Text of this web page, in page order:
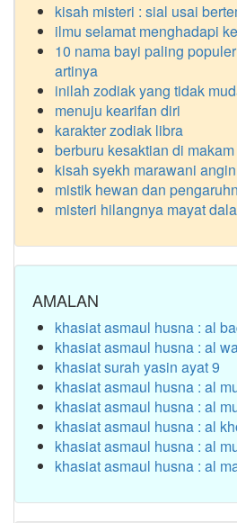
kisah misteri : sial usai
ilmu selamat menghadapi
10 nama bayi paling
artinya
inilah zodiak yang tidak
menuju kearifan diri
karakter zodiak libra
berburu kesaktian di
kisah syekh marawani
mistik hewan dan
misteri hilangnya mayat
AMALAN
khasiat asmaul husna : al
khasiat asmaul husna : al
khasiat surah yasin ayat 9
khasiat asmaul husna : al
khasiat asmaul husna : al
khasiat asmaul husna : al
khasiat asmaul husna : al
khasiat asmaul husna : al